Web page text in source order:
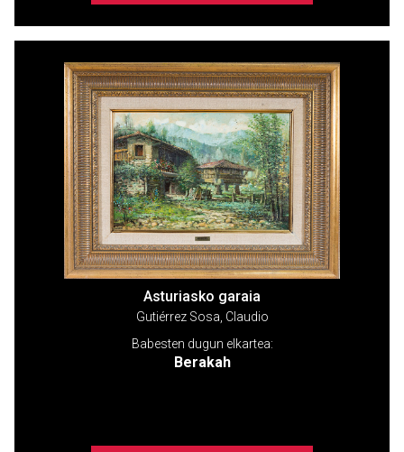
Asturiasko garaia
Gutiérrez Sosa, Claudio
Babesten dugun elkartea:
Berakah